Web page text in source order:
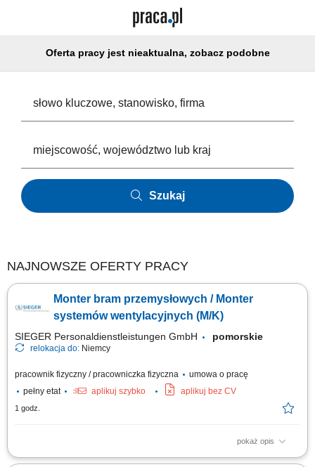
Oferta pracy jest nieaktualna, zobacz podobne
Szukaj
NAJNOWSZE OFERTY PRACY
Monter bram przemysłowych / Monter
systemów wentylacyjnych (M/K)
SIEGER Personaldienstleistungen GmbH pomorskie
relokacja do: Niemcy
pracownik fizyczny / pracowniczka fizyczna
umowa o pracę
pełny etat
aplikuj szybko aplikuj bez CV
1 godz.
pokaż opis
Zakres obowiązków montaż bram przemysłowych, montaż systemów